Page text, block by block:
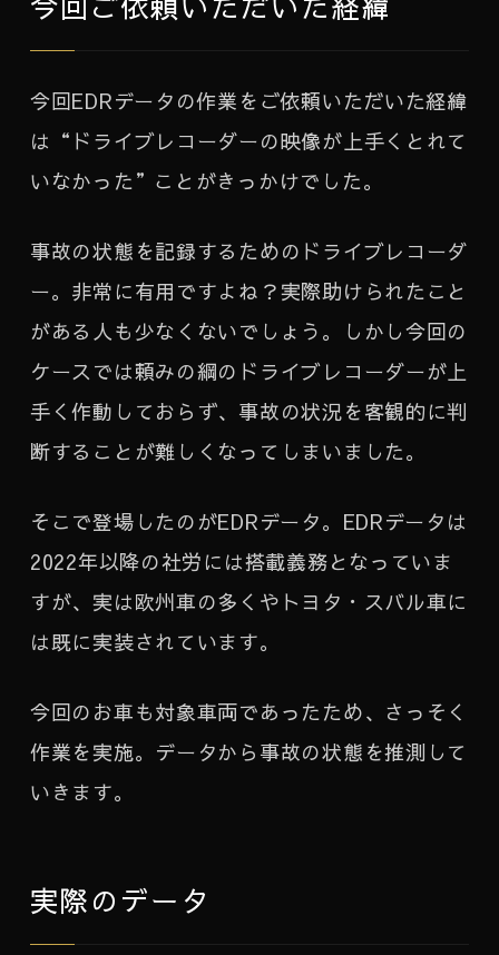
今回EDRデータの作業をご依頼いただいた経緯
は“ドライブレコーダーの映像が上手くとれて
いなかった”ことがきっかけでした。
事故の状態を記録するためのドライブレコーダ
ー。非常に有用ですよね？実際助けられたこと
がある人も少なくないでしょう。しかし今回の
ケースでは頼みの綱のドライブレコーダーが上
手く作動しておらず、事故の状況を客観的に判
断することが難しくなってしまいました。
そこで登場したのがEDRデータ。EDRデータは
2022年以降の社労には搭載義務となっていま
すが、実は欧州車の多くやトヨタ・スバル車に
は既に実装されています。
今回のお車も対象車両であったため、さっそく
作業を実施。データから事故の状態を推測して
いきます。
実際のデータ